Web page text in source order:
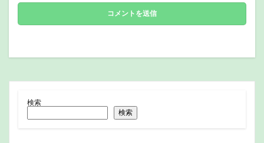
検索
検索